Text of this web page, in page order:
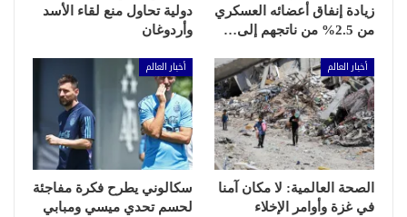
زيادة إنفاق أعضائه العسكري
من 2.5% من ناتجهم إلى…
دولية تحاول منع لقاء الأسد
وأردوغان
أخبار العالم
الصحة العالمية: لا مكان آمنا
في غزة وأوامر الإخلاء
أخبار العالم
سكالوني يطرح فكرة مفاجئة
لحسم تحدي ميسي ومبابي